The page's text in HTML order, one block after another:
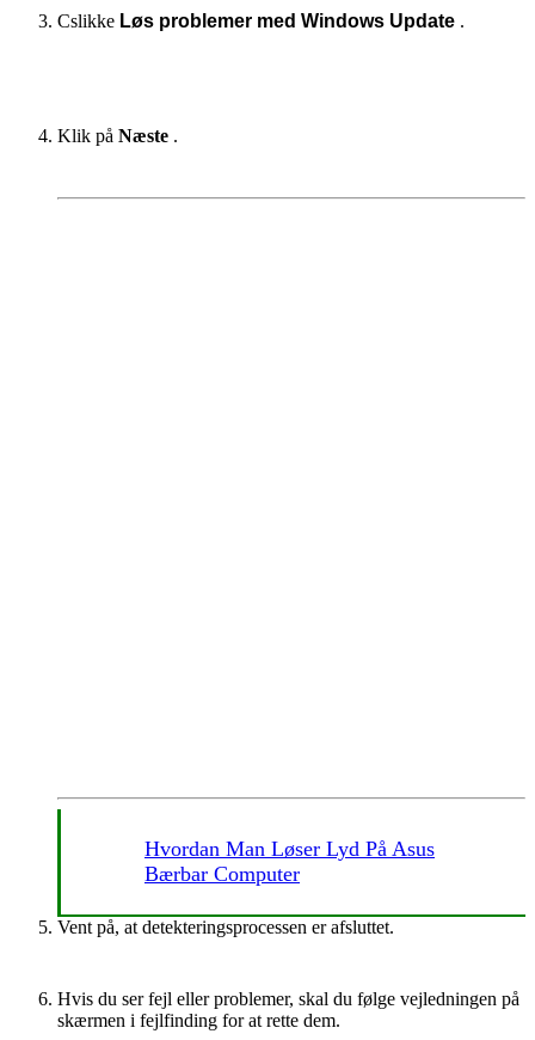
Cslikke Løs problemer med Windows Update .
Klik på Næste .
Hvordan Man Løser Lyd På Asus
Bærbar Computer
Vent på, at detekteringsprocessen er afsluttet.
Hvis du ser fejl eller problemer, skal du følge vejledningen på
skærmen i fejlfinding for at rette dem.